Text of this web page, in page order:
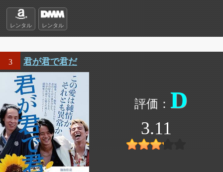
レンタル レンタル
3 君が君で君だ
D
3.11